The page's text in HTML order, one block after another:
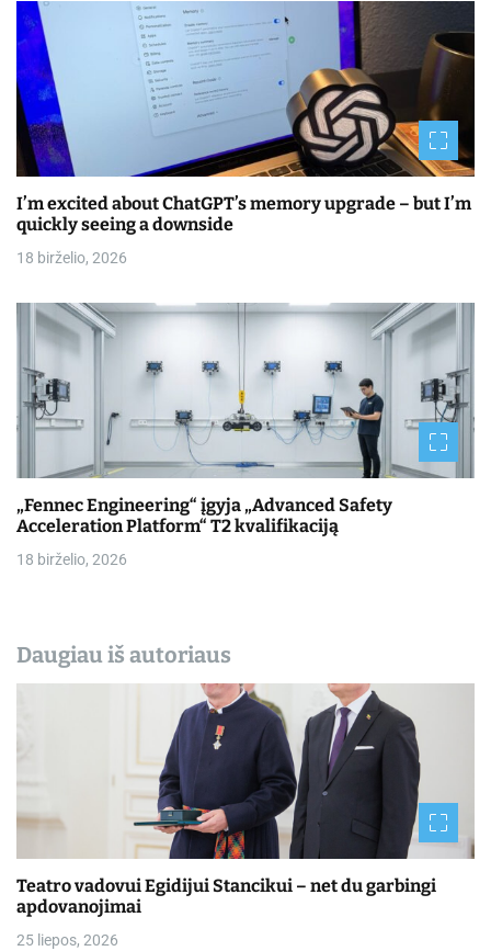
I’m excited about ChatGPT’s memory upgrade – but I’m
quickly seeing a downside
18 birželio, 2026
„Fennec Engineering“ įgyja „Advanced Safety
Acceleration Platform“ T2 kvalifikaciją
18 birželio, 2026
Daugiau iš autoriaus
Teatro vadovui Egidijui Stancikui – net du garbingi
apdovanojimai
25 liepos, 2026